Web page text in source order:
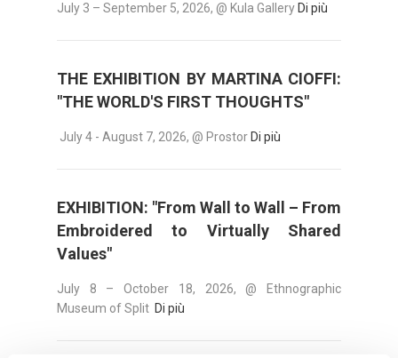
July 3 – September 5, 2026, @ Kula Gallery Di più
THE EXHIBITION BY MARTINA CIOFFI:
"THE WORLD'S FIRST THOUGHTS"
July 4 - August 7, 2026, @ Prostor Di più
EXHIBITION: "From Wall to Wall – From
Embroidered to Virtually Shared
Values"
July 8 – October 18, 2026, @ Ethnographic
Museum of Split Di più